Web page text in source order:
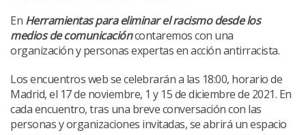
En Herramientas para eliminar el racismo desde los
medios de comunicacióncontaremos con una
organización y personas expertas en acción antirracista.
Los encuentros web se celebrarán a las 18:00, horario de
Madrid, el 17 de noviembre, 1 y 15 de diciembre de 2021. En
cada encuentro, tras una breve conversación con las
personas y organizaciones invitadas, se abrirá un espacio